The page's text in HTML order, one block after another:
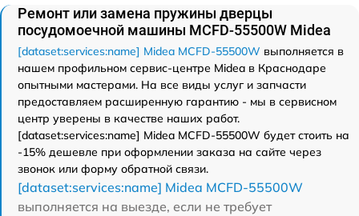
Ремонт или замена пружины дверцы
посудомоечной машины MCFD-55500W Midea
[dataset:services:name] Midea MCFD-55500W выполняется в
нашем профильном сервис-центре Midea в Краснодаре
опытными мастерами. На все виды услуг и запчасти
предоставляем расширенную гарантию - мы в сервисном
центр уверены в качестве наших работ.
[dataset:services:name] Midea MCFD-55500W будет стоить на
-15% дешевле при оформлении заказа на сайте через
звонок или форму обратной связи.
[dataset:services:name] Midea MCFD-55500W
выполняется на выезде, если не требует